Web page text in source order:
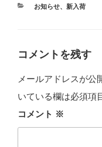
カ
お知らせ、 新入荷
コメントを残す
メールアドレスが公
いている欄は必須項
コメント ※